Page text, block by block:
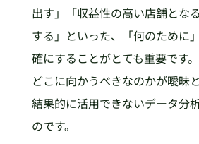
出す」「収益性の高い店舗とな
する」といった、「何のために
確にすることがとても重要です。
どこに向かうべきなのかが曖昧
結果的に活用できないデータ分
のです。